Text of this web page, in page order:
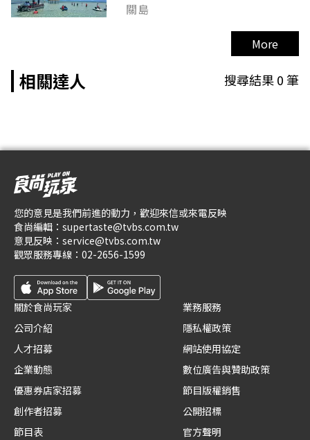
關島
More
相關達人 搜尋結果0筆
您的意見是我們前進的動力，歡迎來信或來電反映
食尚編輯： supertaste@tvbs.com.tw
意見反映： service@tvbs.com.tw
觀眾服務專線： 02-2656-1599
關於食尚玩家
公司介紹
人才招募
企業動態
優惠券店家招募
創作者招募
節目表
業務服務
隱私權政策
網站使用協定
數位廣告與贊助政策
節目版權銷售
公開招標
官方聲明